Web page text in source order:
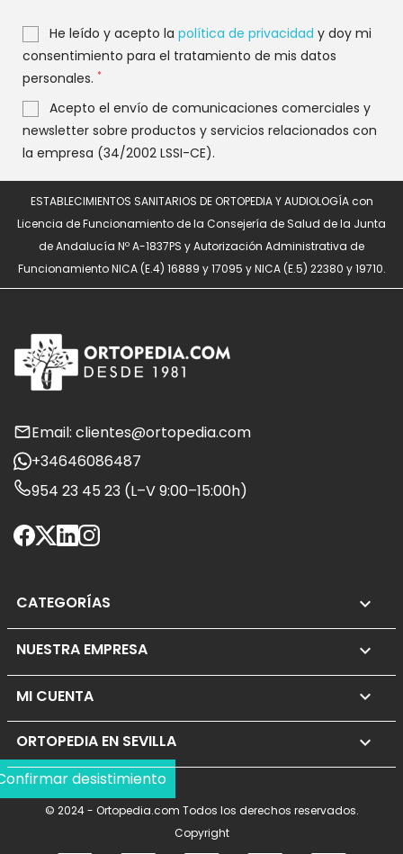
He leído y acepto la política de privacidad y doy mi
consentimiento para el tratamiento de mis datos
personales. *
Acepto el envío de comunicaciones comerciales y
newsletter sobre productos y servicios relacionados con
la empresa (34/2002 LSSI-CE).
ESTABLECIMIENTOS SANITARIOS DE ORTOPEDIA Y AUDIOLOGÍA con
Licencia de Funcionamiento de la Consejería de Salud de la Junta
de Andalucía Nº A-1837PS y Autorización Administrativa de
Funcionamiento NICA (E.4) 16889 y 17095 y NICA (E.5) 22380 y 19710.
Email: clientes@ortopedia.com
+34646086487
954 23 45 23 (L–V 9:00–15:00h)
CATEGORÍAS 
NUESTRA EMPRESA 
MI CUENTA 
ORTOPEDIA EN SEVILLA keyboard_arrow_down
desistimiento
© 2024 - Ortopedia.com Todos los derechos reservados.
Copyright